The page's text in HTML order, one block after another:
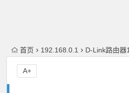
首页 192.168.0.1 D-Link路由
A+